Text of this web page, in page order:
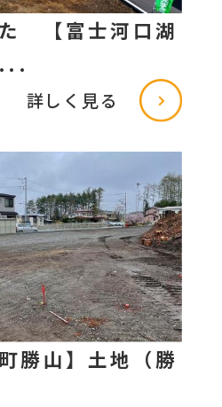
【富士河口湖
詳しく見る
勝山】土地（勝